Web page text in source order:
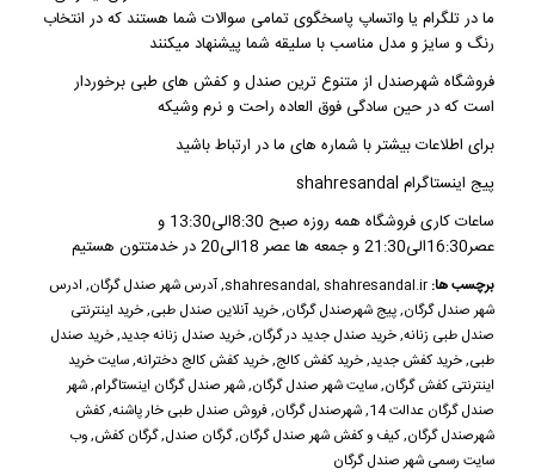
ما در تلگرام یا واتساپ پاسخگوی تمامی سوالات شما هستند که در انتخاب
رنگ و سایز و مدل مناسب با سلیقه شما پیشنهاد میکنند
فروشگاه شهرصندل از متنوع ترین صندل و کفش های طبی برخوردار
است که در حین سادگی فوق العاده راحت و نرم وشیکه
برای اطلاعات بیشتر با شماره های ما در ارتباط باشید
پیج اینستاگرام shahresandal
ساعات کاری فروشگاه همه روزه صبح 8:30الی13:30 و
عصر16:30الی21:30 و جمعه ها عصر 18الی20 در خدمتتون هستیم
برچسب ها: shahresandal,shahresandal.ir
,آدرس شهر صندل گرگان, ادرس
شهر صندل گرگان,پیج شهرصندل گرگان,خرید آنلاین صندل طبی,خرید اینترنتی
صندل طبی زنانه,خرید صندل جدید در گرگان,خرید صندل زنانه جدید,خرید صندل
طبی,خرید کفش جدید,خرید کفش کالج,خرید کفش کالج دخترانه,سایت خرید
اینترنتی کفش گرگان,سایت شهر صندل گرگان,شهر صندل گرگان اینستاگرام,شهر
صندل گرگان عدالت 14
,شهرصندل گرگان,فروش صندل طبی خار پاشنه,کفش
شهرصندل گرگان,کیف و کفش شهر صندل گرگان,گرگان صندل,گرگان کفش,وب
سایت رسمی شهر صندل گرگان